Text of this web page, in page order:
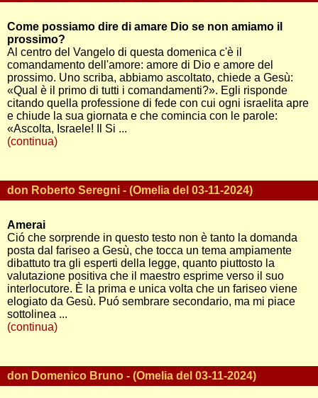
Come possiamo dire di amare Dio se non amiamo il
prossimo?
Al centro del Vangelo di questa domenica c'è il
comandamento dell'amore: amore di Dio e amore del
prossimo. Uno scriba, abbiamo ascoltato, chiede a Gesù:
«Qual è il primo di tutti i comandamenti?». Egli risponde
citando quella professione di fede con cui ogni israelita apre
e chiude la sua giornata e che comincia con le parole:
«Ascolta, Israele! Il Si ...
(continua)
don Roberto Seregni - (Omelia del 03-11-2024)
Amerai
Ció che sorprende in questo testo non è tanto la domanda
posta dal fariseo a Gesù, che tocca un tema ampiamente
dibattuto tra gli esperti della legge, quanto piuttosto la
valutazione positiva che il maestro esprime verso il suo
interlocutore. È la prima e unica volta che un fariseo viene
elogiato da Gesù. Puó sembrare secondario, ma mi piace
sottolinea ...
(continua)
don Domenico Bruno - (Omelia del 03-11-2024)